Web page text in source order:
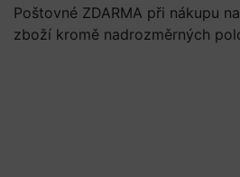
Poštovné ZDARMA při nákupu
zboží kromě nadrozměrných